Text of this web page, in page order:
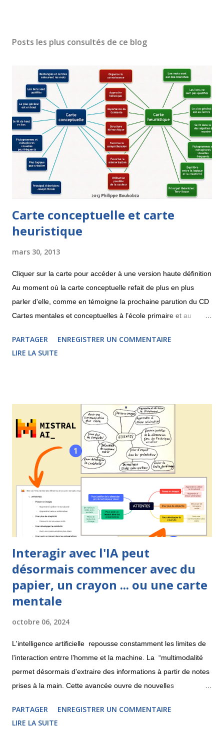
Posts les plus consultés de ce blog
Carte conceptuelle et carte
heuristique
mars 30, 2013
Cliquer sur la carte pour accéder à une version haute définition
Au moment où la carte conceptuelle refait de plus en plus
parler d'elle, comme en témoigne la prochaine parution du CD
Cartes mentales et conceptuelles à l’école primaire et au
les points communs entre la carte heuristique et la carte
conceptuelle. La carte conceptuelle apparaît sur le devant de
s'appuie sur les travaux de l'auteur, formateur et entrepreneur
britannique Tony Buzan . Ces deux techniques, comme nous
pouvons le voir ci-dessus, partagent de nombreux points
communs mais il ne faut pas les confondre. Personnellement,
j'utilise la carte conceptuelle lorsque je veux formaliser des
connaissances, remettre les concepts en ordre afin d'êt...
PARTAGER
ENREGISTRER UN COMMENTAIRE
LIRE LA SUITE
Interagir avec l'IA peut
désormais commencer avec du
papier, un crayon ... ou une carte
mentale
octobre 06, 2024
L'intelligence artificielle repousse constamment les limites de
l'interaction entrre l’homme et la machine. La “multimodalité
permet désormais d'extraire des informations à partir de notes
prises à la main. Cette avancée ouvre de nouvelles
cela ici. Pixtral : l'IA qui déchiffre vos croquis La licorne
française Mistral , spécialisée en IA, a récemment lancé Pixtral,
PARTAGER
ENREGISTRER UN COMMENTAIRE
LIRE LA SUITE